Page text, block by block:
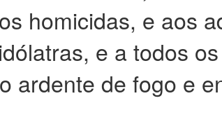
homicidas, e aos
e a todos
ardente de fogo e